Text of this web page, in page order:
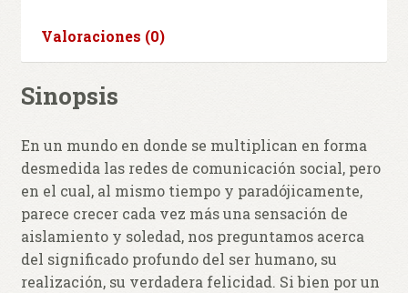
Valoraciones (0)
Sinopsis
En un mundo en donde se multiplican en forma
desmedida las redes de comunicación social, pero
en el cual, al mismo tiempo y paradójicamente,
parece crecer cada vez más una sensación de
aislamiento y soledad, nos preguntamos acerca
del significado profundo del ser humano, su
realización, su verdadera felicidad. Si bien por un